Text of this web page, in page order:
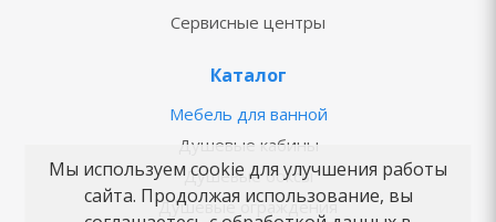
Сервисные центры
Каталог
Мебель для ванной
Душевые кабины
Душевые боксы
Душевые ограждения
Мы используем cookie для улучшения работы
сайта. Продолжая использование, вы